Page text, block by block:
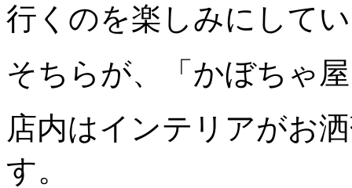
行くのを楽しみにして
そちらが、「かぼちゃ
店内はインテリアがお
す。